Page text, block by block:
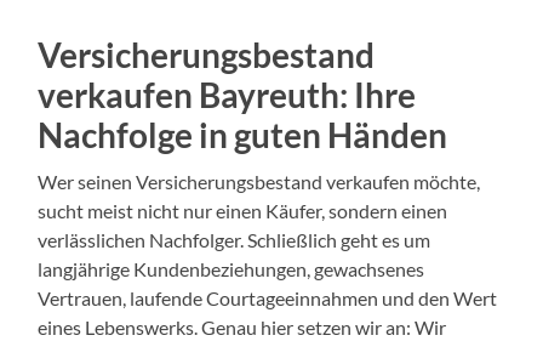
Versicherungsbestand
verkaufen Bayreuth: Ihre
Nachfolge in guten Händen
Wer seinen Versicherungsbestand verkaufen möchte,
sucht meist nicht nur einen Käufer, sondern einen
verlässlichen Nachfolger. Schließlich geht es um
langjährige Kundenbeziehungen, gewachsenes
Vertrauen, laufende Courtageeinnahmen und den Wert
eines Lebenswerks. Genau hier setzen wir an: Wir